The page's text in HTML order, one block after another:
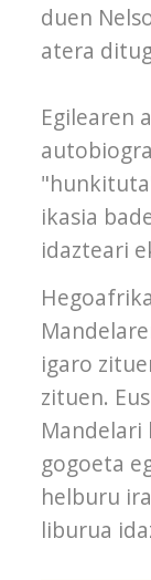
duen
atera
Egilearen
ikasia
idazteari
igaro
zituen.
Mandelari
gogoeta
helburu
liburua